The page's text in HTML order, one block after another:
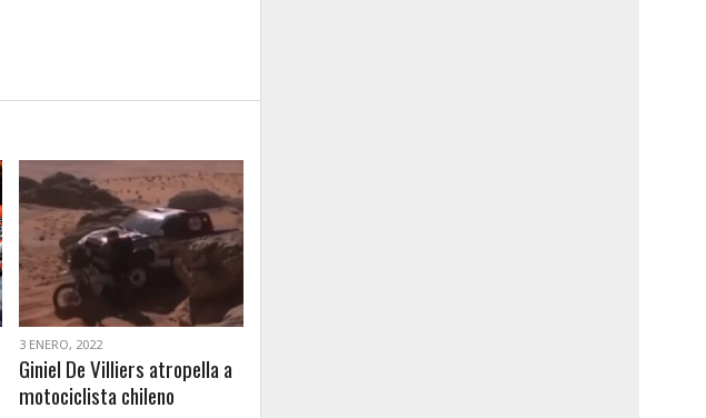
VER NOTA
3 ENERO, 2022
Giniel De Villiers atropella a
motociclista chileno